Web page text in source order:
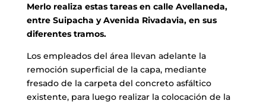
Merlo realiza estas tareas en calle Avellaneda,
entre Suipacha y Avenida Rivadavia, en sus
diferentes tramos.
Los empleados del área llevan adelante la
remoción superficial de la capa, mediante
fresado de la carpeta del concreto asfáltico
existente, para luego realizar la colocación de la